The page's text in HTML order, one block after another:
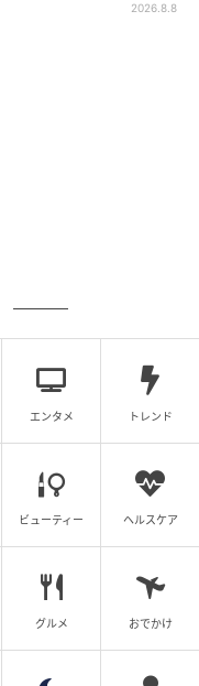
2026.8.8
エンタメ トレンド
ビューティー ヘルスケア
グルメ おでかけ